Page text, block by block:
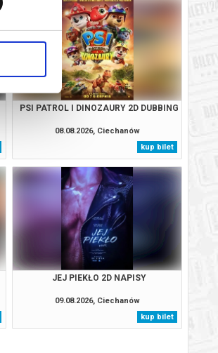
PSI PATROL I DINOZAURY 2D DUBBING
08.08.2026, Ciechanów
kup bilet
JEJ PIEKŁO 2D NAPISY
09.08.2026, Ciechanów
kup bilet